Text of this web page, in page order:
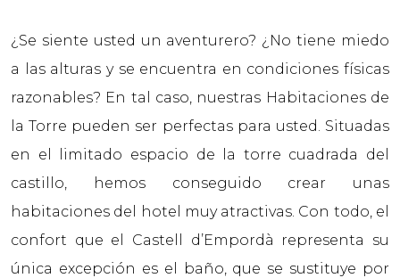
¿Se siente usted un aventurero? ¿No tiene miedo
a las alturas y se encuentra en condiciones físicas
razonables? En tal caso, nuestras Habitaciones de
la Torre pueden ser perfectas para usted. Situadas
en el limitado espacio de la torre cuadrada del
castillo, hemos conseguido crear unas
habitaciones del hotel muy atractivas. Con todo, el
confort que el Castell d’Empordà representa su
única excepción es el baño, que se sustituye por